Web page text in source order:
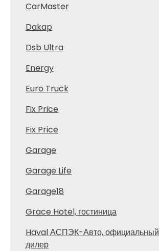
CarMaster
Dakap
Dsb Ultra
Energy
Euro Truck
Fix Price
Fix Price
Garage
Garage Life
Garage18
Grace Hotel, гостиница
Haval АСПЭК-Авто, официальный
дилер